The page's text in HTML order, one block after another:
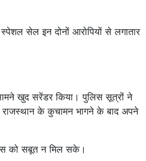
सेल इन दोनों आरोपियों से लगातार
खुद सरेंडर किया। पुलिस सूत्रों ने
राजस्थान के कुचामन भागने के बाद अपने
को सबूत न मिल सके।